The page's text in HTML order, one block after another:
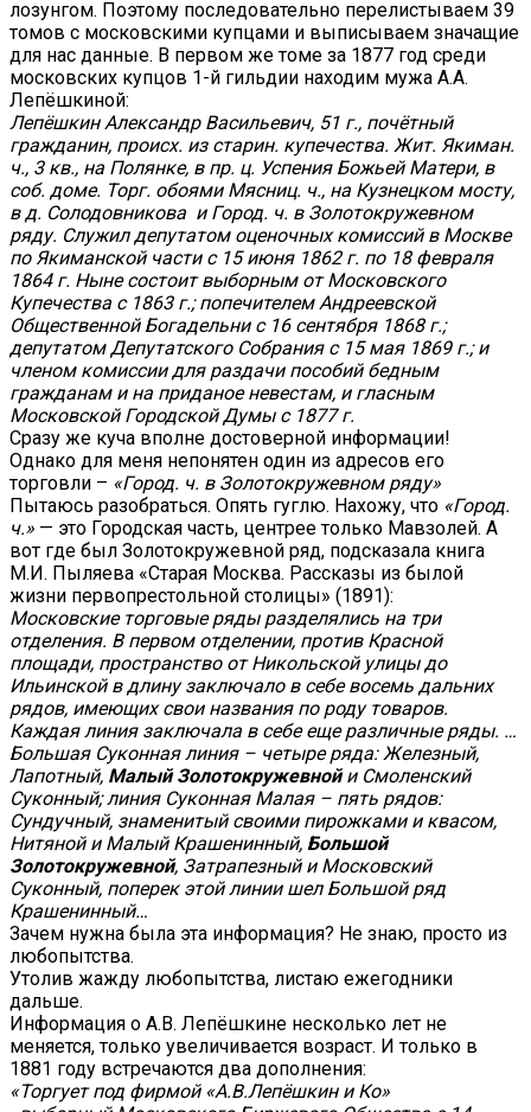
лозунгом. Поэтому последовательно перелистываем 39
томов с московскими купцами и выписываем значащие
для нас данные. В первом же томе за 1877 год среди
московских купцов 1-й гильдии находим мужа А.А.
Лепёшкиной:
Лепёшкин Александр Васильевич, 51 г., почётный
гражданин, происх. из старин. купечества. Жит. Якиман.
ч., 3 кв., на Полянке, в пр. ц. Успения Божьей Матери, в
соб. доме. Торг. обоями Мясниц. ч., на Кузнецком мосту,
в д. Солодовникова и Город. ч. в Золотокружевном
ряду. Служил депутатом оценочных комиссий в Москве
по Якиманской части с 15 июня 1862 г. по 18 февраля
1864 г. Ныне состоит выборным от Московского
Купечества с 1863 г.; попечителем Андреевской
Общественной Богадельни с 16 сентября 1868 г.;
депутатом Депутатского Собрания с 15 мая 1869 г.; и
членом комиссии для раздачи пособий бедным
гражданам и на приданое невестам, и гласным
Московской Городской Думы с 1877 г.
Сразу же куча вполне достоверной информации!
Однако для меня непонятен один из адресов его
торговли – «Город. ч. в Золотокружевном ряду»
Пытаюсь разобраться. Опять гуглю. Нахожу, что «Город.
ч.» — это Городская часть, центрее только Мавзолей. А
вот где был Золотокружевной ряд, подсказала книга
М.И. Пыляева «Старая Москва. Рассказы из былой
жизни первопрестольной столицы» (1891):
Московские торговые ряды разделялись на три
отделения. В первом отделении, против Красной
площади, пространство от Никольской улицы до
Ильинской в длину заключало в себе восемь дальних
рядов, имеющих свои названия по роду товаров.
Каждая линия заключала в себе еще различные ряды. …
Большая Суконная линия – четыре ряда: Железный,
Лапотный, Малый Золотокружевнойи Смоленский
Суконный; линия Суконная Малая – пять рядов:
Сундучный, знаменитый своими пирожками и квасом,
Нитяной и Малый Крашенинный, Большой
Золотокружевной, Затрапезный и Московский
Суконный, поперек этой линии шел Большой ряд
Крашенинный…
Зачем нужна была эта информация? Не знаю, просто из
любопытства.
Утолив жажду любопытства, листаю ежегодники
дальше.
Информация о А.В. Лепёшкине несколько лет не
меняется, только увеличивается возраст. И только в
1881 году встречаются два дополнения:
«Торгует под фирмой «А.В.Лепёшкин и Ко»